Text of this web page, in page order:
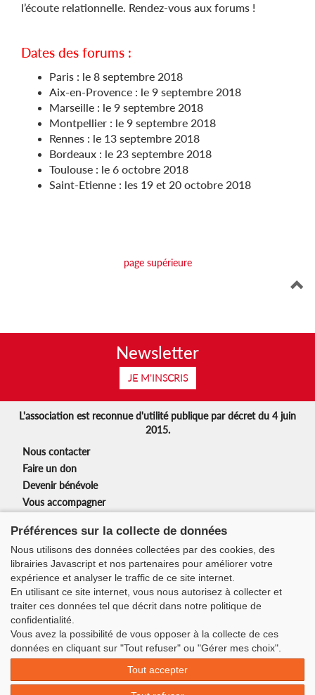
l’écoute relationnelle. Rendez-vous aux forums !
Dates des forums :
Paris : le 8 septembre 2018
Aix-en-Provence : le 9 septembre 2018
Marseille : le 9 septembre 2018
Montpellier : le 9 septembre 2018
Rennes : le 13 septembre 2018
Bordeaux : le 23 septembre 2018
Toulouse : le 6 octobre 2018
Saint-Etienne : les 19 et 20 octobre 2018
page supérieure
Newsletter
JE M'INSCRIS
L'association est reconnue d'utilité publique par décret du 4 juin
2015.
Nous contacter
Faire un don
Devenir bénévole
Vous accompagner
Nos partenaires
Nos actions
Newsletter
Suivez-nous :
Siège de l’association :
3 rue Duchefdelaville
75013 Paris
Préférences sur la collecte de données
Nous utilisons des données collectées par des cookies, des
librairies Javascript et nos partenaires pour améliorer votre
expérience et analyser le traffic de ce site internet.
En utilisant ce site internet, vous nous autorisez à collecter et
traiter ces données tel que décrit dans notre politique de
confidentialité.
Vous avez la possibilité de vous opposer à la collecte de ces
données en cliquant sur "Tout refuser" ou "Gérer mes choix".
Tout accepter